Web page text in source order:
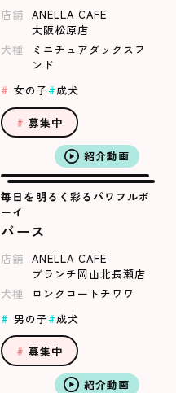
店舗 ANELLA CAFE
大阪松原店
犬種
ミニチュアダックスフ
ンド
女の子
成犬
募集中
紹介動画
毎日を明るく彩るパワフルボ
ーイ
バース
店舗 ANELLA CAFE
ブランチ岡山北長瀬店
犬種
ロングコートチワワ
男の子
成犬
募集中
紹介動画